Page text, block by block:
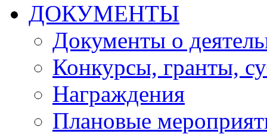
ДОКУМЕНТЫ
Документы о
Конкурсы, гранты,
Награждения
Плановые